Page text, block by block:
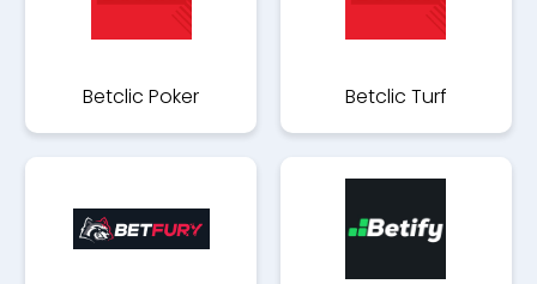
Betclic Poker Betclic Turf